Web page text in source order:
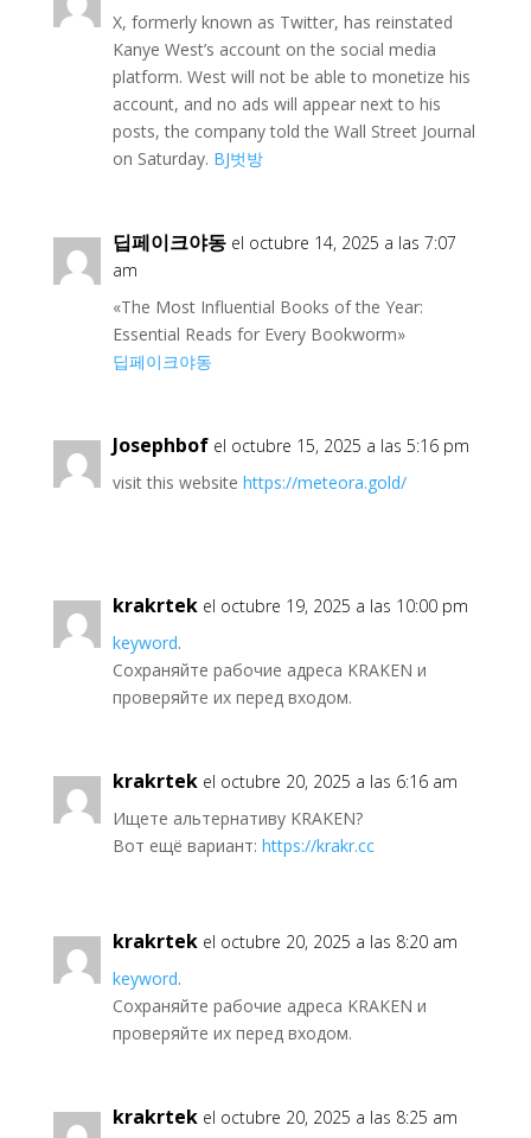
X, formerly known as Twitter, has reinstated
Kanye West’s account on the social media
platform. West will not be able to monetize his
account, and no ads will appear next to his
posts, the company told the Wall Street Journal
on Saturday. BJ벗방
딥페이크야동 el octubre 14, 2025 a las 7:07
am
«The Most Influential Books of the Year:
Essential Reads for Every Bookworm»
딥페이크야동
Josephbof el octubre 15, 2025 a las 5:16 pm
visit this website https://meteora.gold/
krakrtek el octubre 19, 2025 a las 10:00 pm
keyword.
Сохраняйте рабочие адреса KRAKEN и
проверяйте их перед входом.
krakrtek el octubre 20, 2025 a las 6:16 am
Ищете альтернативу KRAKEN?
Вот ещё вариант: https://krakr.cc
krakrtek el octubre 20, 2025 a las 8:20 am
keyword.
Сохраняйте рабочие адреса KRAKEN и
проверяйте их перед входом.
krakrtek el octubre 20, 2025 a las 8:25 am